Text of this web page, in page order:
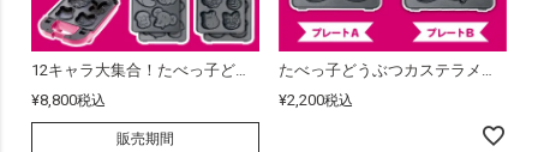
12キャラ大集合！たべっ子どうぶつカステラメーカー(3種プレートセット)
¥8,800税込
販売期間
たべっ子どうぶつカステラメーカー 入れ替えプレート
¥2,200税込